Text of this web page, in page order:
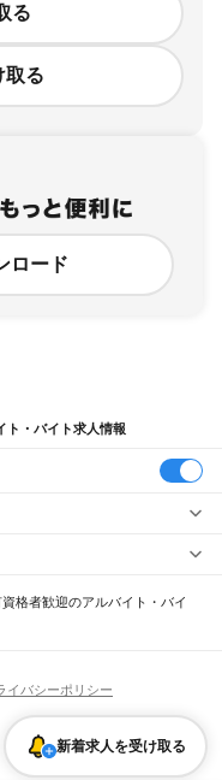
る
取る
ロード
ト・バイト求人情報
昭島市調布市町田市小金井市
狛江市 東大和市 清瀬市
あきる野市西東京市 大島町利島村
々木駅新宿駅新大久保駅
端駅 西日暮里駅
新橋駅浜松町駅田町駅
バー（BAR）・バーテンダー
ネージャー）
髪色自由
生・外国人活躍中
者歓迎 経理
格者歓迎のアルバイト・バイ
新着求人を受け取る
イバシーポリシー